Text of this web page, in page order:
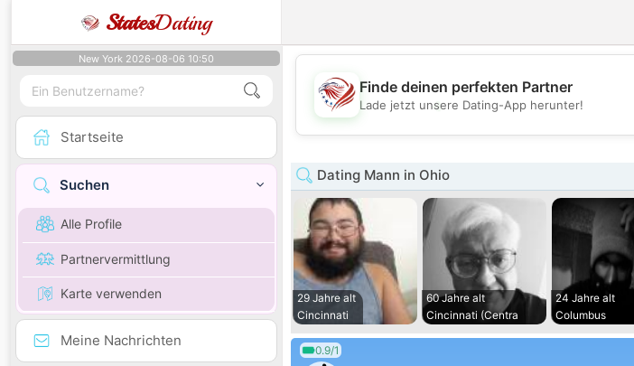
StatesDating
New York 2026-08-06 10:50
Startseite
Suchen
Alle Profile
Partnervermittlung
Karte verwenden
Meine Nachrichten
Finde deinen perfekten Partner
Lade jetzt unsere Dating-App herunter!
Dating Mann in Ohio
29 Jahre alt
Cincinnati
60 Jahre alt
Cincinnati (Centra
24 Jahre alt
Columbus
0.9/1